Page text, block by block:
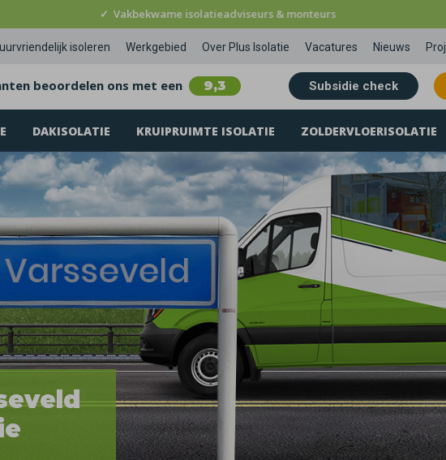
✓ Vakbekwame isolatieadviseurs & monteurs
isoleren Werkgebied Over Plus Isolatie Vacatures Nieuws
beoordelen ons met een 9,3 Subsidie check
DAKISOLATIE KRUIPRUIMTE ISOLATIE ZOLDERVLOERISOLATIE